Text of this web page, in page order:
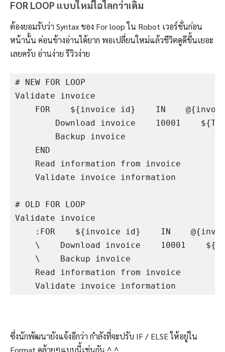
FOR LOOP แบบใหม่ไฉไลกว่าเดิม
ต้องยอมรับว่า Syntax ของ For loop ใน Robot เวอร์ชั่นก่อน
หน้านั้น ค่อนข้างอ่านได้ยาก พอเปลี่ยนใหม่แล้วชีวิตดูดีขึ้นเยอะ
เลยครับ อ่านง่าย รีวิวง่าย
# NEW FOR LOOP
Validate invoice
FOR    ${invoice id}    IN
Download invoice    10001
        Backup invoice
    END
    Read information from invoice
    Validate invoice information
# OLD FOR LOOP
Validate invoice
:FOR    ${invoice id}    IN
\    Download invoice    10001
    \    Backup invoice
    Read information from invoice
ซึ่งนักพัฒนายังแจ้งอีกว่า กำลังที่จะปรับ IF / ELSE ให้อยู่ใน
Format คล้ายๆแบบนี้เช่นกัน ^_^